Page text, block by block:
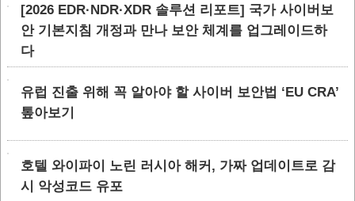
[2026 EDR·NDR·XDR 솔루션 리포트] 국가 사이버보
안 기본지침 개정과 만나 보안 체계를 업그레이드하
다
유럽 진출 위해 꼭 알아야 할 사이버 보안법 ‘EU CRA’
톺아보기
호텔 와이파이 노린 러시아 해커, 가짜 업데이트로 감
시 악성코드 유포